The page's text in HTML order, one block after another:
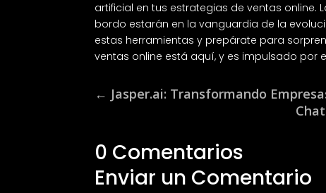
artificial en tus estrategias de ventas online.
bordo estarán en la vanguardia de la
estas herramientas y prepárate para
ventas online está aquí, y es impulsado por
← Jasper.ai: Transformando
0 Comentarios
Enviar un Comentario